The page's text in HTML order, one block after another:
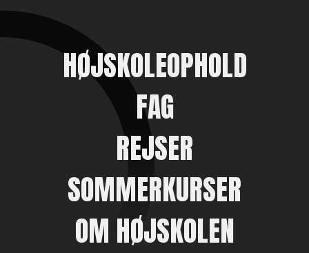
HØJSKOLEOPHOLD
FAG
REJSER
SOMMERKURSER
OM HØJSKOLEN